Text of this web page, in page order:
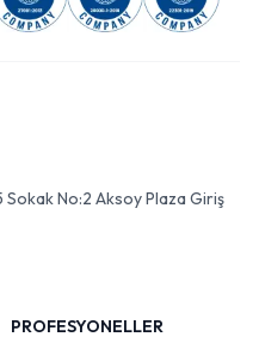
Sokak No:2 Aksoy Plaza Giriş
PROFESYONELLER